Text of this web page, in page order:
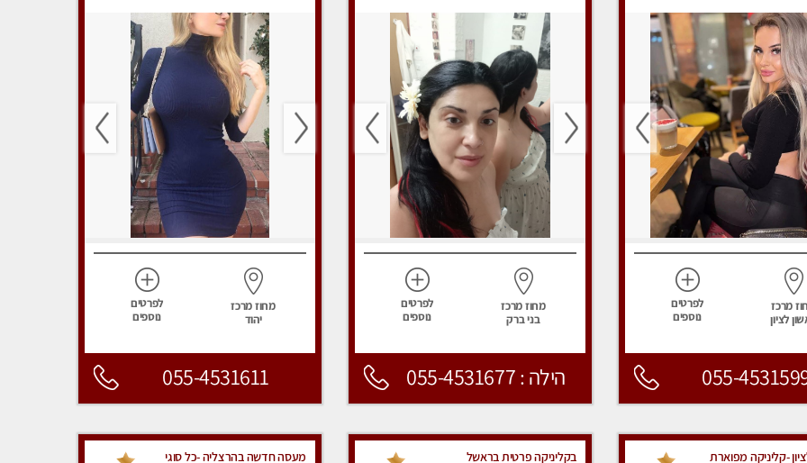
מרכז
לציון
לפרטים
נוספים
055-
מחוז מרכז
בני ברק
לפרטים
נוספים
הילה : 055-4531677
מחוז מרכז
יהוד
לפרטים
נוספים
055-4531611
-קליניקה מפוארת
בקליניקה פרטית בראשל
מעסה חדשה בהרצליה -כל סוגי